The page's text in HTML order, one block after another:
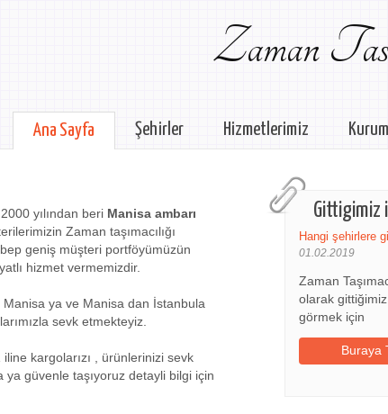
Zaman
Ana Sayfa Şehirler Hizmetlerimiz
Gittigimiz
Hangi şehirlere
01.02.2019
Zaman
olarak
görmek için
Buraya
yılından beri Manisa ambarı
Zaman taşımacılığı
geniş müşteri portföyümüzün
hizmet vermemizdir.
Manisa ya ve Manisa dan İstanbula
sevk etmekteyiz.
kargolarızı , ürünlerinizi sevk
güvenle taşıyoruz detayli bilgi için